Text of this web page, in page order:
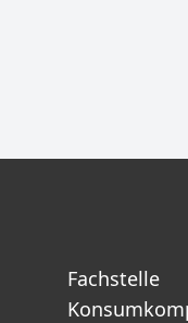
Fachstelle